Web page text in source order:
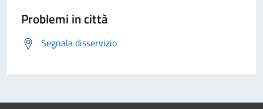
Problemi in città
Segnala disservizio